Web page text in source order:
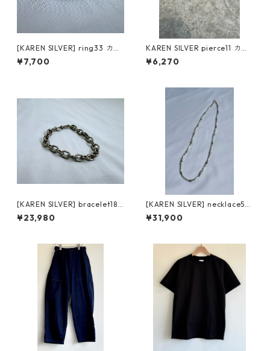
[KAREN SILVER] ring33 カレ
ンシルバー リング 21号
¥7,700
KAREN SILVER pierce11 カレ
ンシルバー ピアス
¥6,270
[KAREN SILVER] bracelet18
カレンシルバー ブレスレット
20cm
¥23,980
[KAREN SILVER] necklace5
カレンシルバー 53.5cm
¥31,900